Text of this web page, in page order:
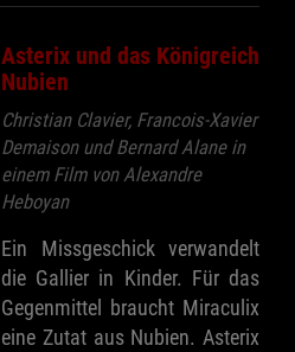
Asterix und das Königreich
Nubien
Christian Clavier, Francois-Xavier
Demaison und Bernard Alane in
einem Film von Alexandre
Heboyan
Ein Missgeschick verwandelt
die Gallier in Kinder. Für das
Gegenmittel braucht Miraculix
eine Zutat aus Nubien. Asterix